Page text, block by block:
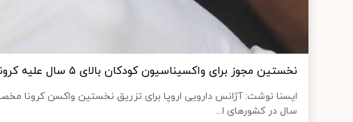
نخستین مجوز برای واکسیناسیون کودکان بالای ۵ سال علیه کرونا صادر شد
ایسنا نوشت: آژانس دارویی اروپا برای تزریق نخستین واکسن کرونا
سال در کشورهای ا...